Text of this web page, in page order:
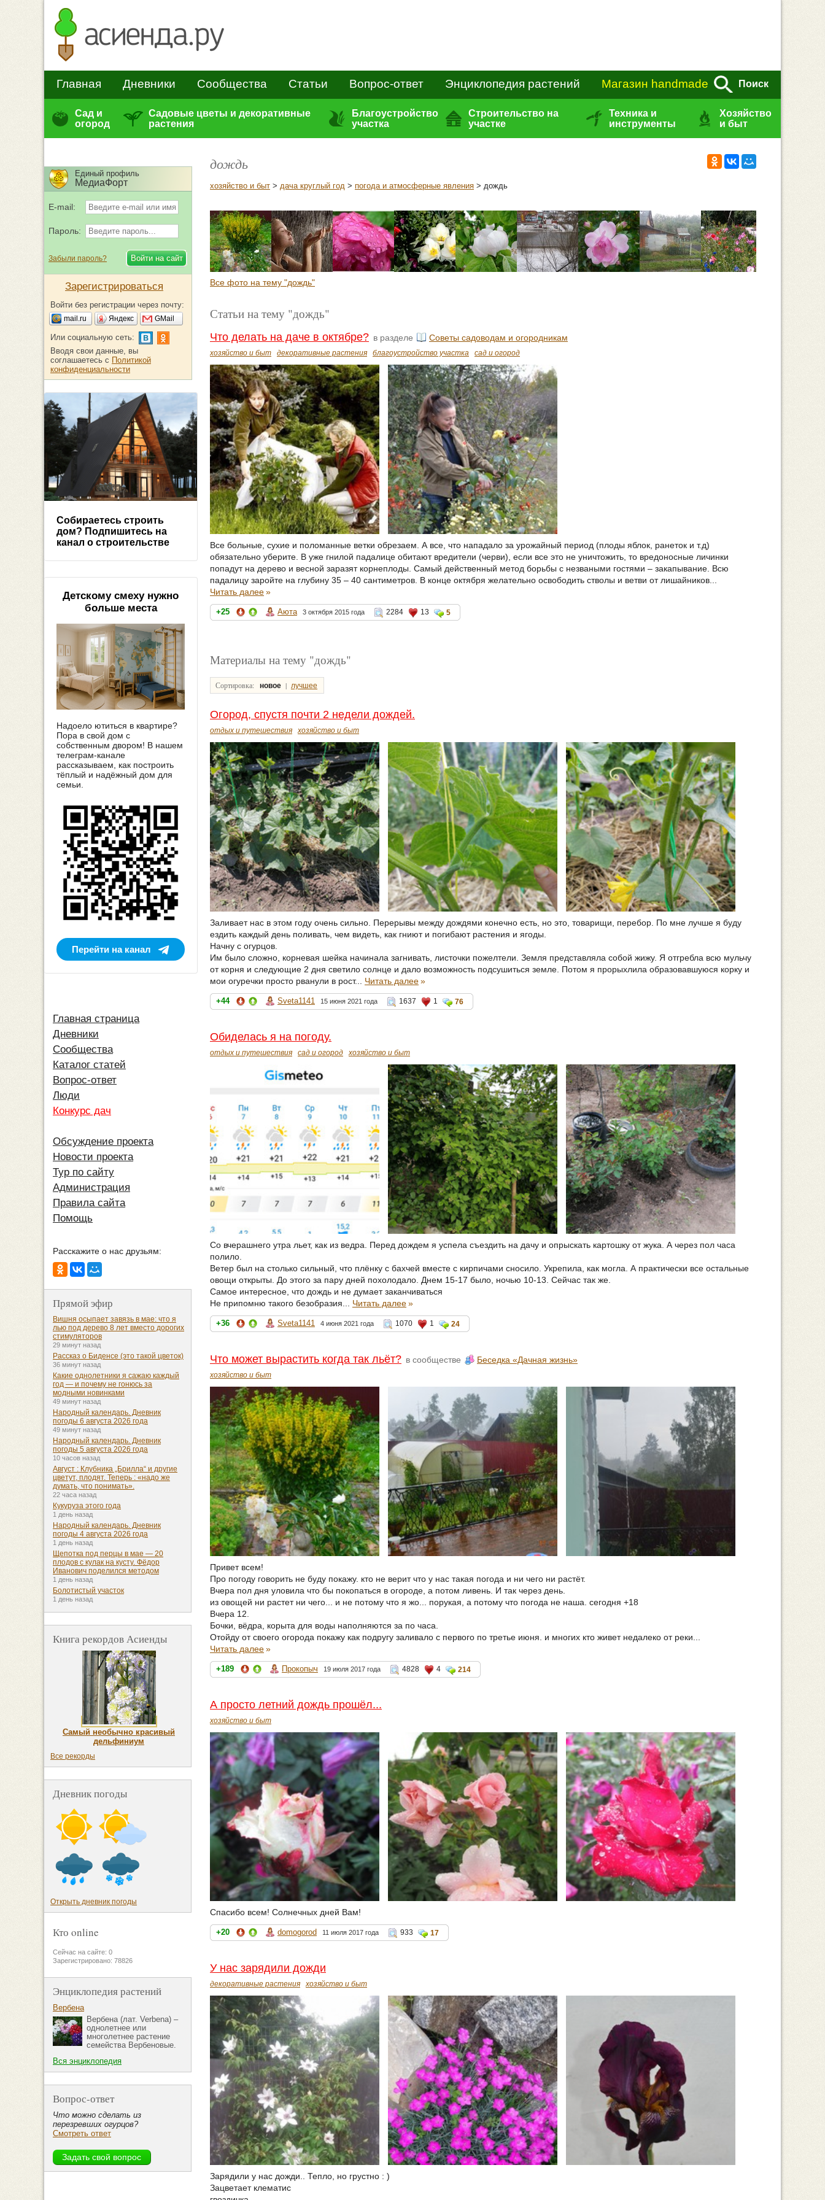
Главная Дневники Сообщества Статьи Вопрос-ответ Энциклопедия растений Магазин handmade Поиск
Сад и
огород
Садовые цветы и декоративные
растения
Благоустройство
участка
Строительство на
участке
Техника и
инструменты
Хозяйство
и быт
дождь
хозяйство и быт > дача круглый год > погода и атмосферные явления > дождь
Все фото на тему "дождь"
Статьи на тему "дождь"
Что делать на даче в октябре? в разделе Советы садоводам и огородникам
хозяйство и быт декоративные растения благоустройство участка сад и огород
Все больные, сухие и поломанные ветки обрезаем. А все, что нападало за урожайный период (плоды яблок, ранеток и т.д)
обязательно уберите. В уже гнилой падалице обитают вредители (черви), если все это не уничтожить, то вредоносные личинки
попадут на дерево и весной заразят корнеплоды. Самый действенный метод борьбы с незваными гостями – закапывание. Всю
падалицу заройте на глубину 35 – 40 сантиметров. В конце октября желательно освободить стволы и ветви от лишайников...
Читать далее»
+25 Аюта 3 октября 2015 года 2284 13 5
Материалы на тему "дождь"
Сортировка: новое | лучшее
Огород, спустя почти 2 недели дождей.
отдых и путешествия хозяйство и быт
Заливает нас в этом году очень сильно. Перерывы между дождями конечно есть, но это, товарищи, перебор. По мне лучше я буду
ездить каждый день поливать, чем видеть, как гниют и погибают растения и ягоды.
Начну с огурцов.
Им было сложно, корневая шейка начинала загнивать, листочки пожелтели. Земля представляла собой жижу. Я отгребла всю мульчу
от корня и следующие 2 дня светило солнце и дало возможность подсушиться земле. Потом я прорыхлила образовавшуюся корку и
мои огуречки просто рванули в рост... Читать далее»
+44 Sveta1141 15 июня 2021 года 1637 1 76
Обиделась я на погоду.
отдых и путешествия сад и огород хозяйство и быт
Со вчерашнего утра льет, как из ведра. Перед дождем я успела съездить на дачу и опрыскать картошку от жука. А через пол часа
полило.
Ветер был на столько сильный, что плёнку с бахчей вместе с кирпичами сносило. Укрепила, как могла. А практически все остальные
овощи открыты. До этого за пару дней похолодало. Днем 15-17 было, ночью 10-13. Сейчас так же.
Самое интересное, что дождь и не думает заканчиваться
Не припомню такого безобразия... Читать далее»
+36 Sveta1141 4 июня 2021 года 1070 1 24
Что может вырастить когда так льёт? в сообществе Беседка «Дачная жизнь»
хозяйство и быт
Привет всем!
Про погоду говорить не буду покажу. кто не верит что у нас такая погода и ни чего ни растёт.
Вчера пол дня уловила что бы покопаться в огороде, а потом ливень. И так через день.
из овощей ни растет ни чего... и не потому что я жо... порукая, а потому что погода не наша. сегодня +18
Вчера 12.
Бочки, вёдра, корыта для воды наполняются за по часа.
Отойду от своего огорода покажу как подругу заливало с первого по третье июня. и многих кто живет недалеко от реки...
Читать далее»
+189 Прокопыч 19 июля 2017 года 4828 4 214
А просто летний дождь прошёл...
хозяйство и быт
Спасибо всем! Солнечных дней Вам!
+20 domogorod 11 июля 2017 года 933 17
У нас зарядили дожди
декоративные растения хозяйство и быт
Зарядили у нас дожди.. Тепло, но грустно : )
Зацветает клематис
Единый профиль
МедиаФорт
E-mail:
Пароль:
Забыли пароль?
Зарегистрироваться
Войти без регистрации через почту:
mail.ru Яндекс GMail
Или социальную сеть:
Вводя свои данные, вы
соглашаетесь с Политикой
конфиденциальности
Собираетесь строить
дом? Подпишитесь на
канал о строительстве
Детскому смеху нужно
больше места
Надоело ютиться в квартире?
Пора в свой дом с
собственным двором! В нашем
телеграм-канале
рассказываем, как построить
тёплый и надёжный дом для
семьи.
Перейти на канал
Главная страница
Дневники
Сообщества
Каталог статей
Вопрос-ответ
Люди
Конкурс дач
Обсуждение проекта
Новости проекта
Тур по сайту
Администрация
Правила сайта
Помощь
Расскажите о нас друзьям:
Прямой эфир
Вишня осыпает завязь в мае: что я
лью под дерево 8 лет вместо дорогих
стимуляторов
29 минут назад
Рассказ о Биденсе (это такой цветок)
36 минут назад
Какие однолетники я сажаю каждый
год — и почему не гонюсь за
модными новинками
49 минут назад
Народный календарь. Дневник
погоды 6 августа 2026 года
49 минут назад
Народный календарь. Дневник
погоды 5 августа 2026 года
10 часов назад
Август : Клубника „Брилла“ и другие
цветут, плодят. Теперь : «надо же
думать, что понимать».
22 часа назад
Кукуруза этого года
1 день назад
Народный календарь. Дневник
погоды 4 августа 2026 года
1 день назад
Щепотка под перцы в мае — 20
плодов с кулак на кусту. Фёдор
Иванович поделился методом
1 день назад
Болотистый участок
1 день назад
Книга рекордов Асиенды
Самый необычно красивый
дельфиниум
Все рекорды
Дневник погоды
Открыть дневник погоды
Кто online
Сейчас на сайте: 0
Зарегистрировано: 78826
Энциклопедия растений
Вербена
Вербена (лат. Verbena) –
однолетнее или
многолетнее растение
семейства Вербеновые.
Вся энциклопедия
Вопрос-ответ
Что можно сделать из
перезревших огурцов?
Смотреть ответ